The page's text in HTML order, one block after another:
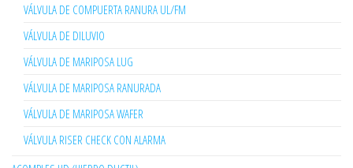
VÁLVULA DE COMPUERTA RANURA UL/FM
VÁLVULA DE DILUVIO
VÁLVULA DE MARIPOSA LUG
VÁLVULA DE MARIPOSA RANURADA
VÁLVULA DE MARIPOSA WAFER
VÁLVULA RISER CHECK CON ALARMA